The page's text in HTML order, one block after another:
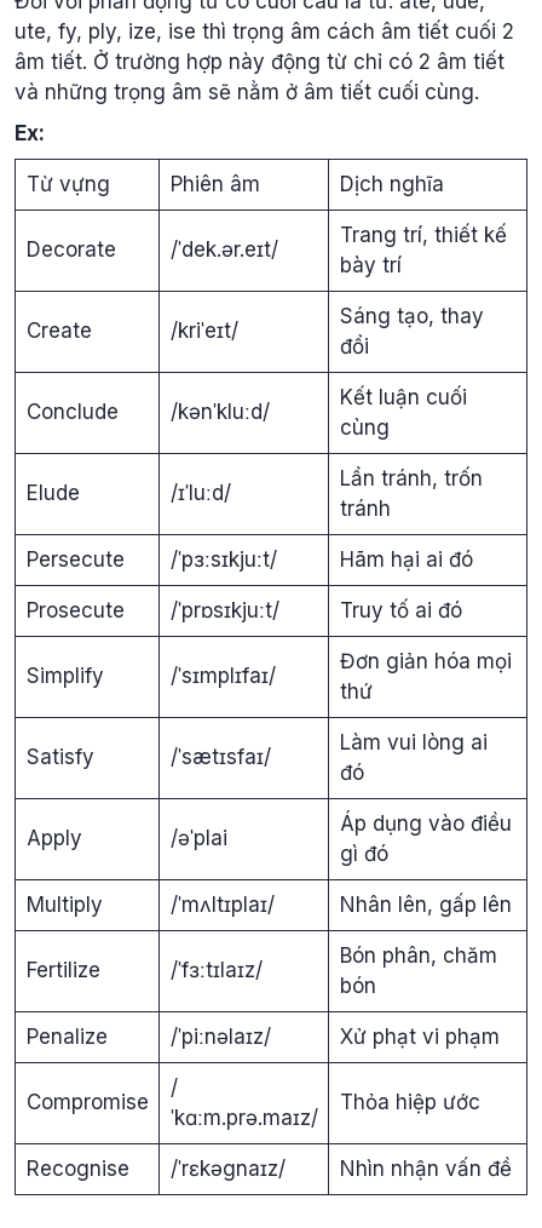
ute, fy, ply, ize, ise thì trọng âm cách âm tiết cuối 2
âm tiết. Ở trường hợp này động từ chỉ có 2 âm tiết
và những trọng âm sẽ nằm ở âm tiết cuối cùng.
Ex:
Từ vựng Phiên âm Dịch nghĩa
Decorate /ˈdek.ər.eɪt/
Trang trí, thiết kế
bày trí
Create /kriˈeɪt/
Sáng tạo, thay
đổi
Conclude /kənˈkluːd/
Kết luận cuối
cùng
Elude /ɪˈluːd/
Lẩn tránh, trốn
tránh
Persecute /ˈpɜːsɪkjuːt/ Hãm hại ai đó
Prosecute /ˈprɒsɪkjuːt/ Truy tố ai đó
Simplify /ˈsɪmplɪfaɪ/
Đơn giản hóa mọi
thứ
Satisfy /ˈsætɪsfaɪ/
Làm vui lòng ai
đó
Apply /əˈplai
Áp dụng vào điều
gì đó
Multiply /ˈmʌltɪplaɪ/ Nhân lên, gấp lên
Fertilize /ˈfɜːtɪlaɪz/
Bón phân, chăm
bón
Penalize /ˈpiːnəlaɪz/ Xử phạt vi phạm
Compromise
/
ˈkɑːm.prə.maɪz/
Thỏa hiệp ước
Recognise /ˈrɛkəgnaɪz/ Nhìn nhận vấn đề